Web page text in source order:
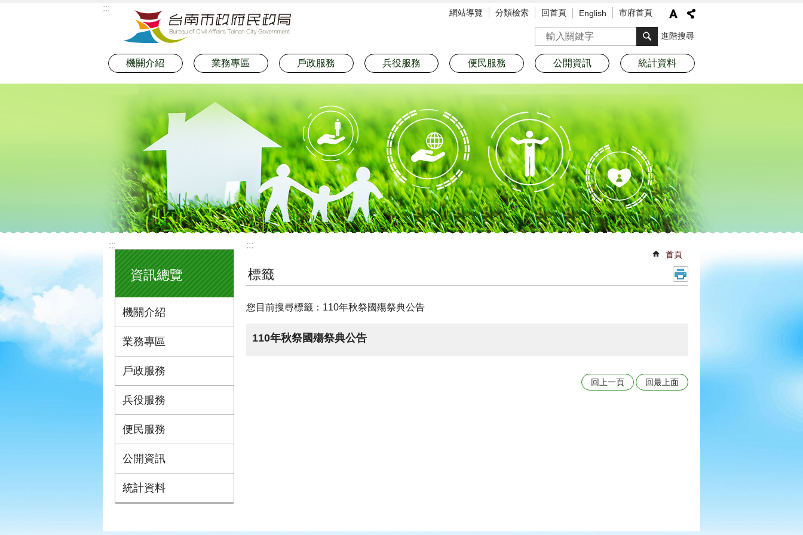
::: 網站導覽 分類檢索 回首頁 English 市府首頁
搜尋 進階搜尋
機關介紹 業務專區 戶政服務 兵役服務 便民服務 公開資訊 統計資料
:::
資訊總覽
機關介紹
業務專區
戶政服務
兵役服務
便民服務
公開資訊
統計資料
:::
首頁
標籤
您目前搜尋標籤：110年秋祭國殤祭典公告
110年秋祭國殤祭典公告
回上一頁 回最上面